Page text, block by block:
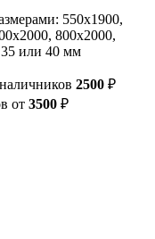
550х1900,
800х2000,
или 40 мм
2500 ₽
от 3500 ₽